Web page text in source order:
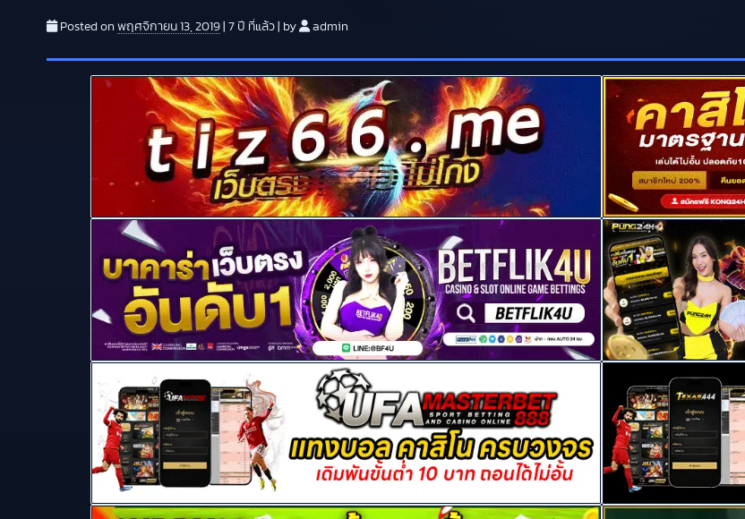
Posted on พฤศจิกายน 13, 2019 7 ปี ที่แล้ว by admin